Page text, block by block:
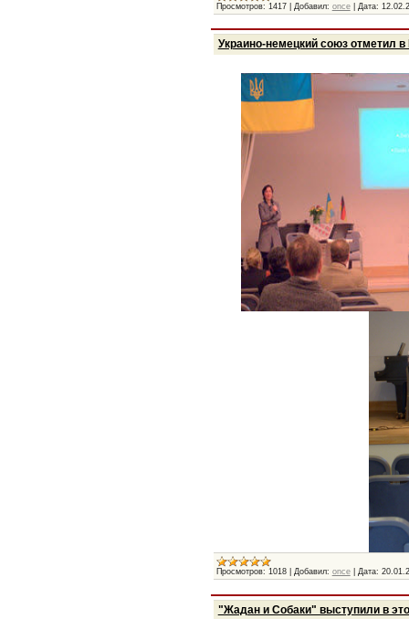
Просмотров: 1417 Добавил: once Дата:
Украино-немецкий союз отметил
Просмотров: 1018 Добавил: once Дата:
"Жадан и Собаки" выступили в